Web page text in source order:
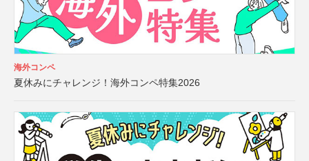
海外コンペ
夏休みにチャレンジ！海外コンペ特集2026